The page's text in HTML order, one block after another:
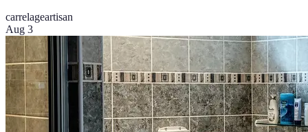
carrelageartisan
Aug 3